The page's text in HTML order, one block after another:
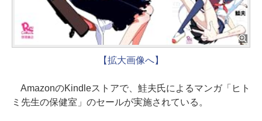
【拡大画像へ】
AmazonのKindleストアで、鮭夫氏によるマンガ「ヒト
ミ先生の保健室」のセールが実施されている。